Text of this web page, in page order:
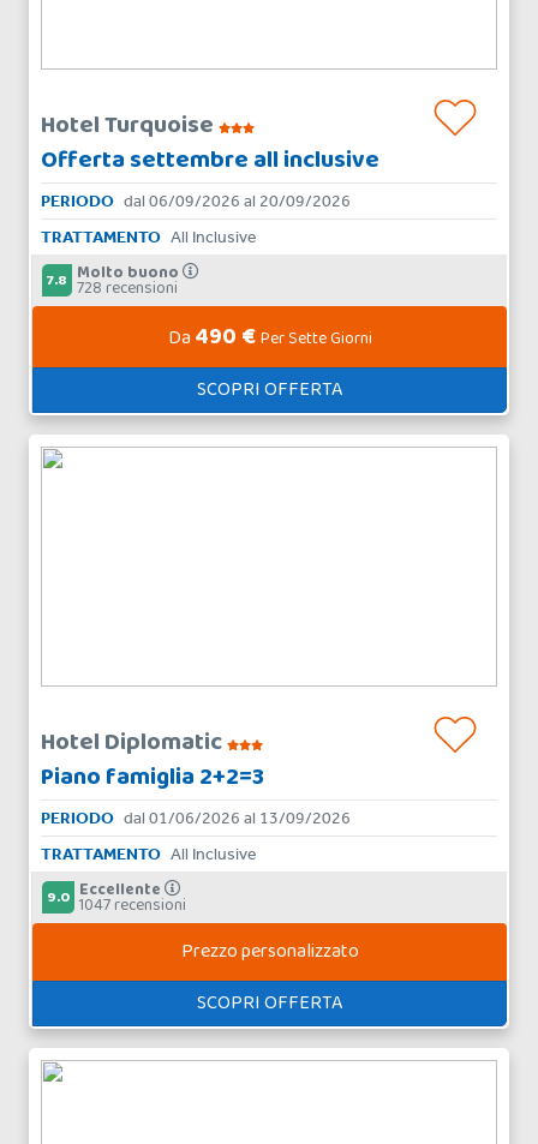
Hotel Turquoise
Offerta settembre all inclusive
PERIODO dal 06/09/2026 al 20/09/2026
TRATTAMENTO All Inclusive
7.8 Molto buono
728 recensioni
Da 490 €Per Sette Giorni
SCOPRI OFFERTA
Hotel Diplomatic
Piano famiglia 2+2=3
PERIODO dal 01/06/2026 al 13/09/2026
TRATTAMENTO All Inclusive
9.0 Eccellente
1047 recensioni
Prezzo personalizzato
SCOPRI OFFERTA